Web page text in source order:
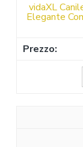
vidaXL
Elegante